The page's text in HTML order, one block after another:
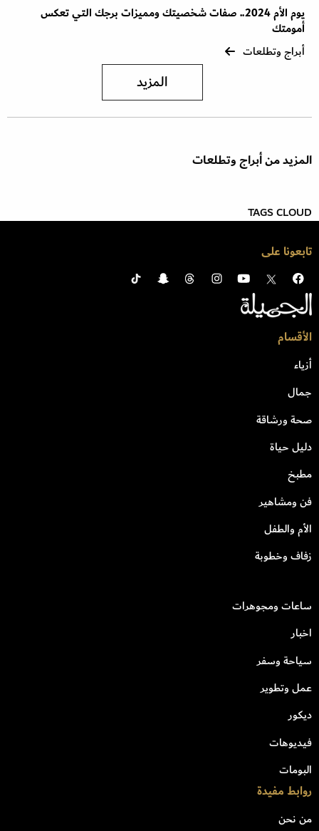
يوم الأم 2024.. صفات شخصيتك ومميزات برجك التي تعكس
أمومتك
أبراج وتطلعات
المزيد
المزيد من أبراج وتطلعات
TAGS CLOUD
تابعونا على
الأقسام
أزياء
جمال
صحة ورشاقة
دليل حياة
مطبخ
فن ومشاهير
الأم والطفل
زفاف وخطوبة
ساعات ومجوهرات
اخبار
سياحة وسفر
عمل وتطوير
ديكور
فيديوهات
البومات
روابط مفيدة
من نحن